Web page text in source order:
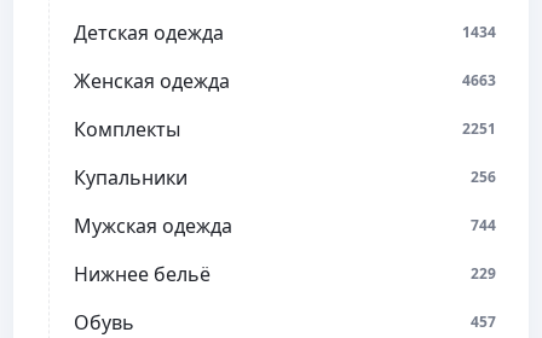
Детская одежда 1434
Женская одежда 4663
Комплекты 2251
Купальники 256
Мужская одежда 744
Нижнее бельё 229
Обувь 457